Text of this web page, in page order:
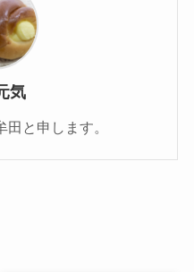
気
と申します。